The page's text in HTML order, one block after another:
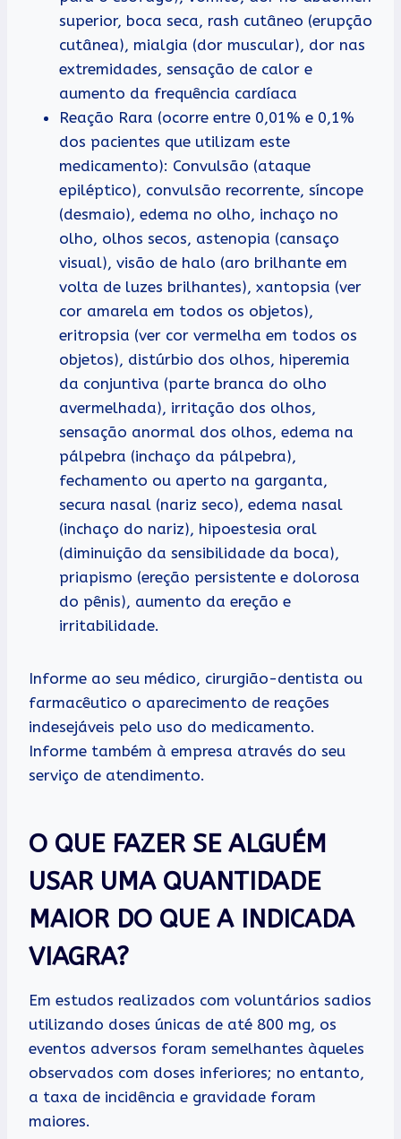
superior, boca seca, rash cutâneo (erupção
cutânea), mialgia (dor muscular), dor nas
extremidades, sensação de calor e
aumento da frequência cardíaca
Reação Rara (ocorre entre 0,01% e 0,1%
dos pacientes que utilizam este
medicamento): Convulsão (ataque
epiléptico), convulsão recorrente, síncope
(desmaio), edema no olho, inchaço no
olho, olhos secos, astenopia (cansaço
visual), visão de halo (aro brilhante em
volta de luzes brilhantes), xantopsia (ver
cor amarela em todos os objetos),
eritropsia (ver cor vermelha em todos os
objetos), distúrbio dos olhos, hiperemia
da conjuntiva (parte branca do olho
avermelhada), irritação dos olhos,
sensação anormal dos olhos, edema na
pálpebra (inchaço da pálpebra),
fechamento ou aperto na garganta,
secura nasal (nariz seco), edema nasal
(inchaço do nariz), hipoestesia oral
(diminuição da sensibilidade da boca),
priapismo (ereção persistente e dolorosa
do pênis), aumento da ereção e
irritabilidade.
Informe ao seu médico, cirurgião-dentista ou
farmacêutico o aparecimento de reações
indesejáveis pelo uso do medicamento.
Informe também à empresa através do seu
serviço de atendimento.
O QUE FAZER SE ALGUÉM
USAR UMA QUANTIDADE
MAIOR DO QUE A INDICADA
VIAGRA?
Em estudos realizados com voluntários sadios
utilizando doses únicas de até 800 mg, os
eventos adversos foram semelhantes àqueles
observados com doses inferiores; no entanto,
a taxa de incidência e gravidade foram
maiores.